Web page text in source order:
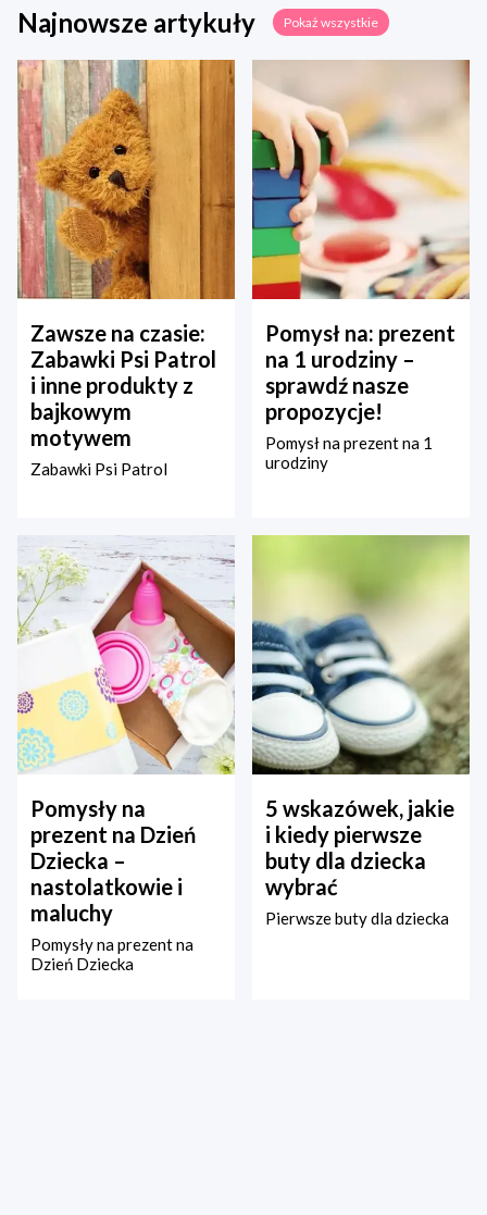
Najnowsze artykuły Pokaż wszystkie
Zawsze na czasie:
Zabawki Psi Patrol
i inne produkty z
bajkowym
motywem
Zabawki Psi Patrol
Pomysł na: prezent
na 1 urodziny –
sprawdź nasze
propozycje!
Pomysł na prezent na 1
urodziny
Pomysły na
prezent na Dzień
Dziecka –
nastolatkowie i
maluchy
Pomysły na prezent na
Dzień Dziecka
5 wskazówek, jakie
i kiedy pierwsze
buty dla dziecka
wybrać
Pierwsze buty dla dziecka